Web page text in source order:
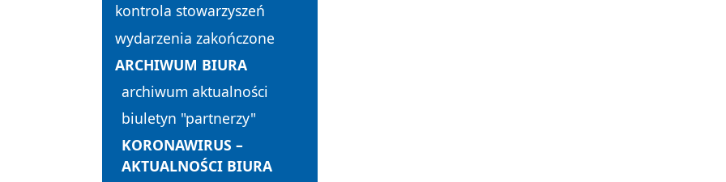
kontrola stowarzyszeń
wydarzenia zakończone
ARCHIWUM BIURA
archiwum aktualności
biuletyn "partnerzy"
KORONAWIRUS –
AKTUALNOŚCI BIURA